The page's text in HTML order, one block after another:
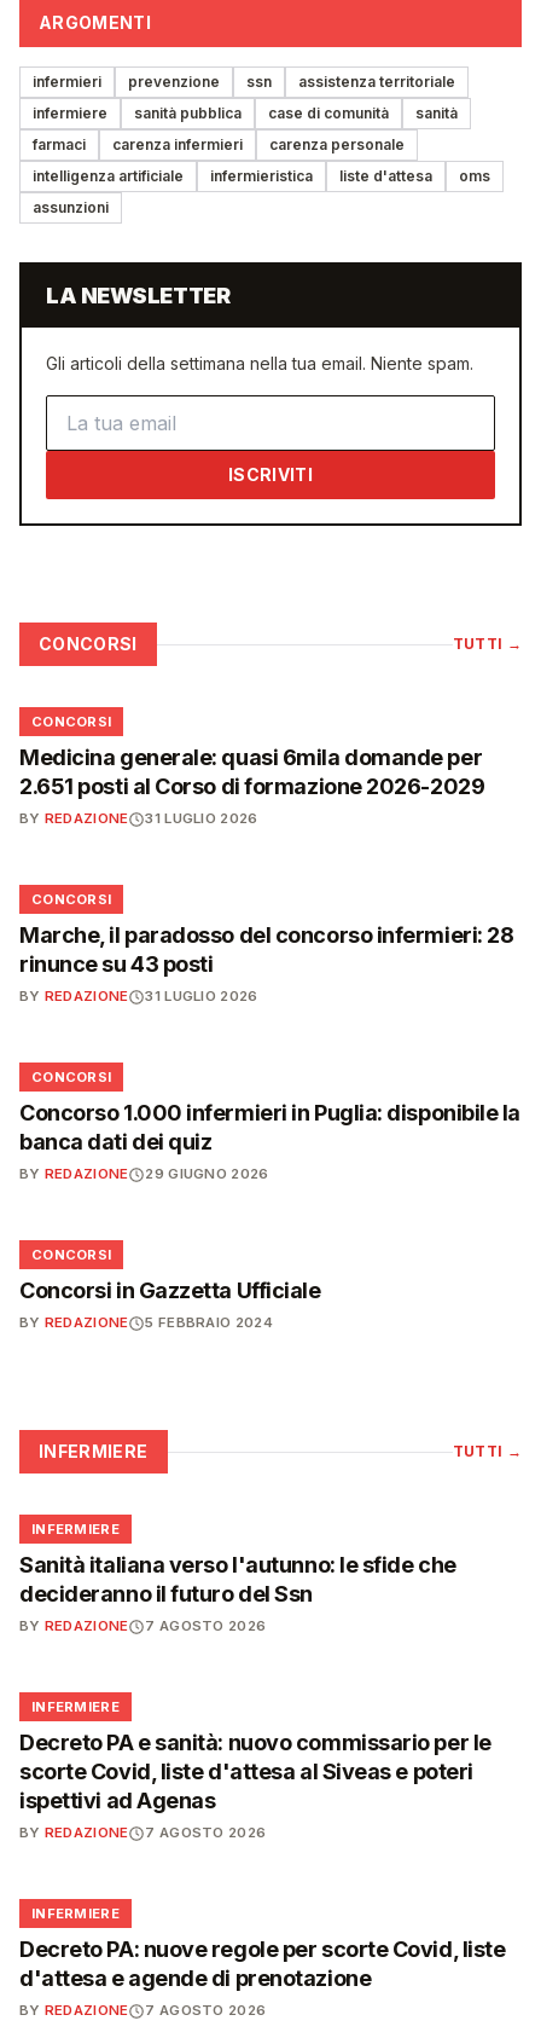
ARGOMENTI
infermieri prevenzione ssn
assistenza territoriale
infermiere
sanità pubblica case di comunità
sanità
farmaci
carenza infermieri
carenza personale
intelligenza artificiale
infermieristica liste d'attesa
oms
assunzioni
LA NEWSLETTER
Gli articoli della settimana nella tua email. Niente spam.
ISCRIVITI
CONCORSI TUTTI →
📋
CONCORSI
Medicina generale: quasi 6mila domande per
2.651 posti al Corso di formazione 2026-2029
BY REDAZIONE 31 LUGLIO 2026
📋
CONCORSI
Marche, il paradosso del concorso infermieri: 28
rinunce su 43 posti
BY REDAZIONE 31 LUGLIO 2026
📋
CONCORSI
Concorso 1.000 infermieri in Puglia: disponibile la
banca dati dei quiz
BY REDAZIONE 29 GIUGNO 2026
📋
CONCORSI
Concorsi in Gazzetta Ufficiale
BY REDAZIONE 5 FEBBRAIO 2024
INFERMIERE TUTTI →
🩺
INFERMIERE
Sanità italiana verso l'autunno: le sfide che
decideranno il futuro del Ssn
BY REDAZIONE 7 AGOSTO 2026
🩺
INFERMIERE
Decreto PA e sanità: nuovo commissario per le
scorte Covid, liste d'attesa al Siveas e poteri
ispettivi ad Agenas
BY REDAZIONE 7 AGOSTO 2026
🩺
INFERMIERE
Decreto PA: nuove regole per scorte Covid, liste
d'attesa e agende di prenotazione
BY REDAZIONE 7 AGOSTO 2026